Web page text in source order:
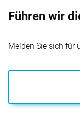
Führen wir
Melden Sie sich für